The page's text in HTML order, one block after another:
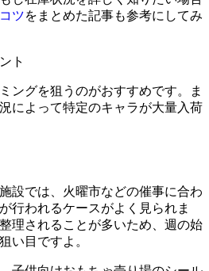
ツをまとめた記事も参考にしてみ
ト
ングを狙うのがおすすめです。ま
によって特定のキャラが大量入荷
設では、火曜市などの催事に合わ
行われるケースがよく見られま
理されることが多いため、週の始
い目ですよ。